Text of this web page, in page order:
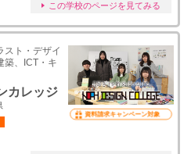
この学校のページを見てみる
スト・デザイ
築、ICT・キ
カレッジ
資料請求キャンペーン対象